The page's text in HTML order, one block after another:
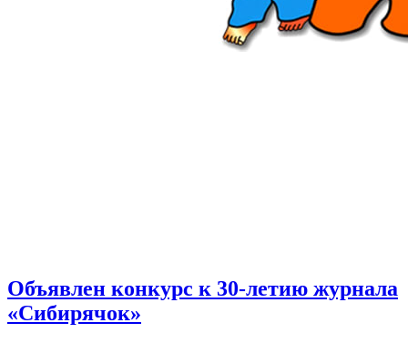
Объявлен конкурс к 30-летию журнала
«Сибирячок»